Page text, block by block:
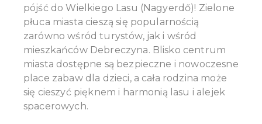
pójść do Wielkiego Lasu (Nagyerdő)! Zielone
płuca miasta cieszą się popularnością
zarówno wśród turystów, jak i wśród
mieszkańców Debreczyna. Blisko centrum
miasta dostępne są bezpieczne i nowoczesne
place zabaw dla dzieci, a cała rodzina może
się cieszyć pięknem i harmonią lasu i alejek
spacerowych.